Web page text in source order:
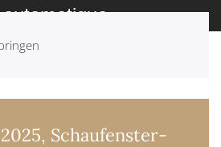
Schaufenster-